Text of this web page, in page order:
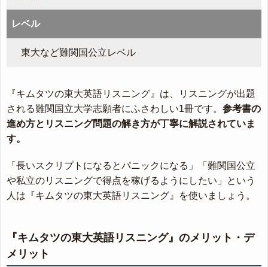
レベル
東大など難関国公立レベル
『キムタツの東大英語リスニング』は、リスニングが出題
される難関国立大学志願者にふさわしい1冊です。 参考書の
進め方とリスニング問題の解き方が丁寧に解説されていま
す。
「長いスクリプトになるとパニックになる」「難関国公立
や私立のリスニングで得点を稼げるようにしたい」という
人は『キムタツの東大英語リスニング』を使いましょう。
『キムタツの東大英語リスニング』のメリット・デ
メリット